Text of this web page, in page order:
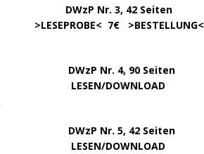
DWzP Nr. 3, 42 Seiten
>LESEPROBE< 7€ >BESTELLUNG<
DWzP Nr. 4, 90 Seiten
LESEN/DOWNLOAD
DWzP Nr. 5, 42 Seiten
LESEN/DOWNLOAD